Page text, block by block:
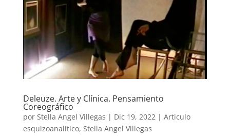
Deleuze. Arte y Clínica. Pensamiento
Coreográfico
por Stella Angel Villegas | Dic 19, 2022| Articulo
esquizoanalitico, Stella Angel Villegas